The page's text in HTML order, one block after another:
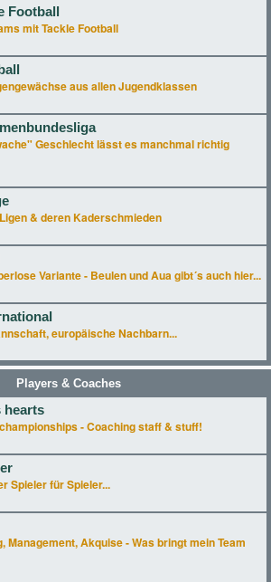
Football
mit Tackle Football
aus allen Jugendklassen
Geschlecht lässt es manchmal richtig
& deren Kaderschmieden
Variante - Beulen und Aua gibt´s auch hier...
europäische Nachbarn...
Players & Coaches
hearts
- Coaching staff & stuff!
Spieler für Spieler...
Management, Akquise - Was bringt mein Team